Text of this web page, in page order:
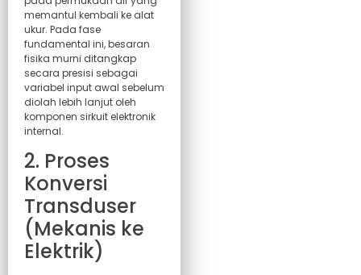
memantul kembali ke alat
ukur. Pada fase
fundamental ini, besaran
fisika murni ditangkap
secara presisi sebagai
variabel input awal sebelum
diolah lebih lanjut oleh
komponen sirkuit elektronik
internal.
2. Proses
Konversi
Transduser
(Mekanis ke
Elektrik)